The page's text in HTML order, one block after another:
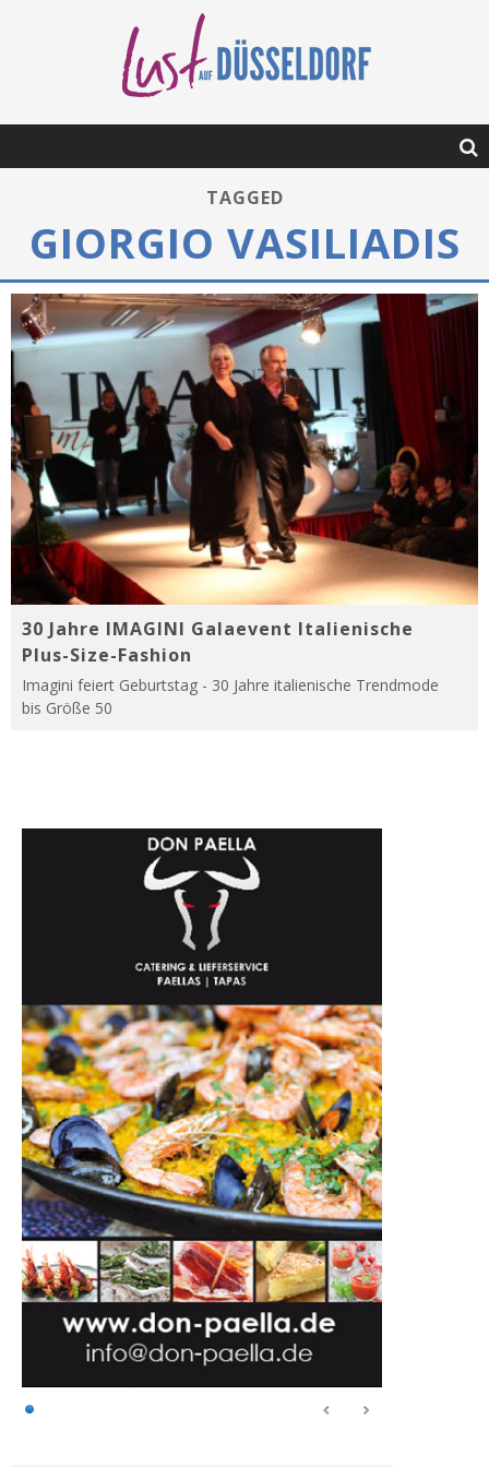
TAGGED
GIORGIO VASILIADIS
30 Jahre IMAGINI Galaevent Italienische
Plus-Size-Fashion
Imagini feiert Geburtstag - 30 Jahre italienische Trendmode
bis Größe 50